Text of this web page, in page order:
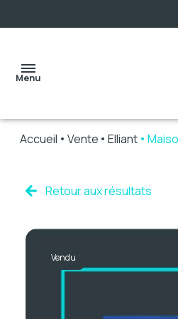
Menu
Accueil Vente Elliant
Retour aux résultats
Vendu